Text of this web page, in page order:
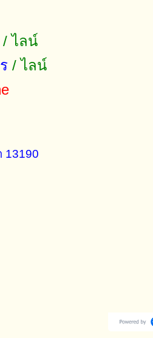
/ ไลน์
/ ไลน์
13190